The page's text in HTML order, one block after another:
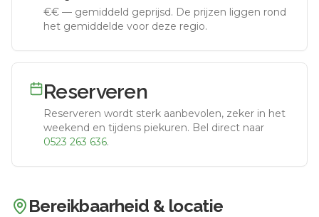
€€ — gemiddeld geprijsd. De prijzen liggen rond
het gemiddelde voor deze regio.
Reserveren
Reserveren wordt sterk aanbevolen, zeker in het
weekend en tijdens piekuren. Bel direct naar
0523 263 636.
Bereikbaarheid & locatie